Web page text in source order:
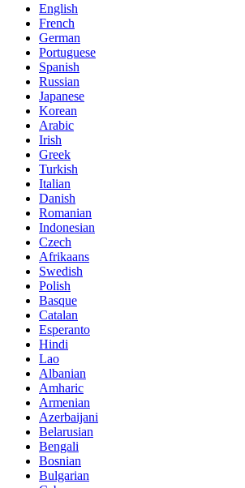
English
French
German
Portuguese
Spanish
Russian
Japanese
Korean
Arabic
Irish
Greek
Turkish
Italian
Danish
Romanian
Indonesian
Czech
Afrikaans
Swedish
Polish
Basque
Catalan
Esperanto
Hindi
Lao
Albanian
Amharic
Armenian
Azerbaijani
Belarusian
Bengali
Bosnian
Bulgarian